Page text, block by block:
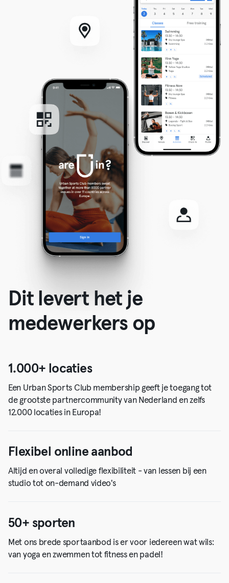
Dit levert het je
medewerkers op
1.000+ locaties
Een Urban Sports Club membership geeft je toegang tot
de grootste partnercommunity van Nederland en zelfs
12.000 locaties in Europa!
Flexibel online aanbod
Altijd en overal volledige flexibiliteit - van lessen bij een
studio tot on-demand video's
50+ sporten
Met ons brede sportaanbod is er voor iedereen wat wils:
van yoga en zwemmen tot fitness en padel!